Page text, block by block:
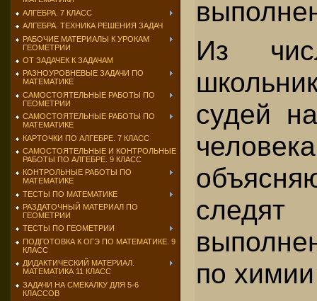
АЛГЕБРА. 7 КЛАСС
АЛГЕБРА. ТЕХНИКА РЕШЕНИЯ ЗАДАЧ
РАБОЧИЕ МАТЕРИАЛЫ К УРОКАМ
ГЕОМЕТРИИ
ОТ ЗАДАЧЕК К ЗАДАЧАМ
РАЗНОУРОВНЕВЫЕ ЗАДАЧИ ПО
МАТЕМАТИКЕ
САМОСТОЯТЕЛЬНЫЕ РАБОТЫ ПО
ГЕОМЕТРИИ
САМОСТОЯТЕЛЬНЫЕ РАБОТЫ ПО
МАТЕМАТИКЕ
КАРТОЧКИ ПО АЛГЕБРЕ. 7 КЛАСС
САМОСТОЯТЕЛЬНЫЕ И КОНТРОЛЬНЫЕ
РАБОТЫ ПО АЛГЕБРЕ. 9 КЛАСС
КОНТРОЛЬНЫЕ РАБОТЫ ПО
МАТЕМАТИКЕ
ТЕСТЫ ПО МАТЕМАТИКЕ
РАЗДАТОЧНЫЙ МАТЕРИАЛ ПО
ГЕОМЕТРИИ
ТЕСТЫ ПО ГЕОМЕТРИИ
ПОДГОТОВКА К ОГЭ ПО МАТЕМАТИКЕ. 9
КЛАСС
ДИДАКТИЧЕСКИЙ МАТЕРИАЛ.
МАТЕМАТИКА 11 КЛАСС
ЗАДАЧИ НА СМЕКАЛКУ ДЛЯ 5-6
КЛАССОВ
Из
судей
по химии